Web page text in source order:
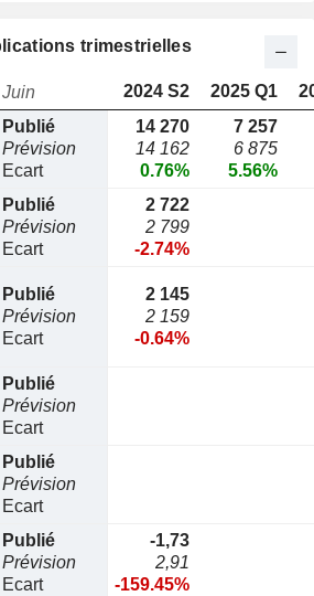
trimestrielles
Juin 2024 S2 2025 Q1
Publié
Prévision
Ecart
14 270
14 162
0.76%
7 257
6 875
5.56%
Publié
Prévision
Ecart
2 722
2 799
-2.74%
Publié
Prévision
Ecart
2 145
2 159
-0.64%
Publié
Prévision
Ecart
Publié
Prévision
Ecart
Publié
Prévision
Ecart
-1,73
2,91
-159.45%